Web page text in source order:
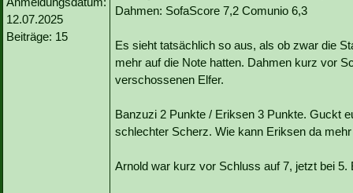
12.07.2025
Beiträge: 15
Dahmen: SofaScore 7,2 Comunio 6,3
Es sieht tatsächlich so aus, als ob zwar die
mehr auf die Note hatten. Dahmen kurz vor
verschossenen Elfer.
Banzuzi 2 Punkte / Eriksen 3 Punkte. Guckt
schlechter Scherz. Wie kann Eriksen da
Arnold war kurz vor Schluss auf 7, jetzt bei 5.